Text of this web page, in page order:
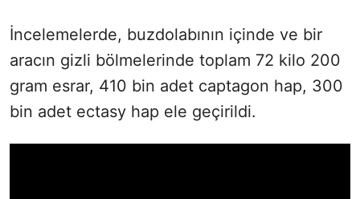
İncelemelerde, buzdolabının içinde ve bir
aracın gizli bölmelerinde toplam 72 kilo 200
gram esrar, 410 bin adet captagon hap, 300
bin adet ectasy hap ele geçirildi.